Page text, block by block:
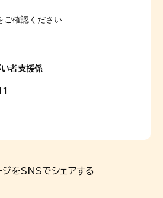
ご確認ください
者支援係
ジをSNSでシェアする